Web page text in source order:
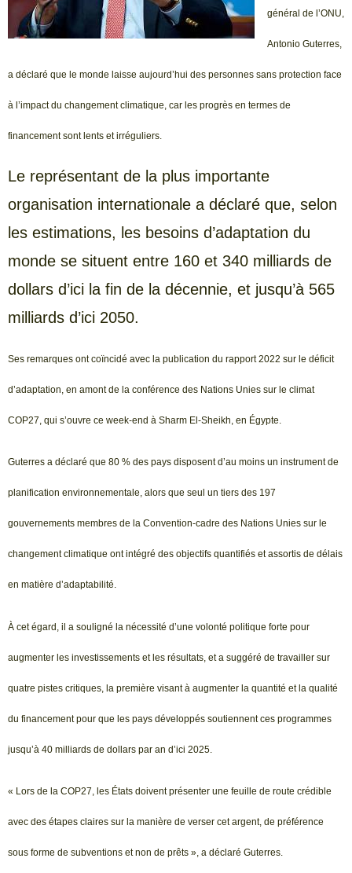
général de l’ONU,
Antonio Guterres,
a déclaré que le monde laisse aujourd’hui des personnes sans protection face
à l’impact du changement climatique, car les progrès en termes de
financement sont lents et irréguliers.
Le représentant de la plus importante
organisation internationale a déclaré que, selon
les estimations, les besoins d’adaptation du
monde se situent entre 160 et 340 milliards de
dollars d’ici la fin de la décennie, et jusqu’à 565
milliards d’ici 2050.
Ses remarques ont coïncidé avec la publication du rapport 2022 sur le déficit
d’adaptation, en amont de la conférence des Nations Unies sur le climat
COP27, qui s’ouvre ce week-end à Sharm El-Sheikh, en Égypte.
Guterres a déclaré que 80 % des pays disposent d’au moins un instrument de
planification environnementale, alors que seul un tiers des 197
gouvernements membres de la Convention-cadre des Nations Unies sur le
changement climatique ont intégré des objectifs quantifiés et assortis de délais
en matière d’adaptabilité.
À cet égard, il a souligné la nécessité d’une volonté politique forte pour
augmenter les investissements et les résultats, et a suggéré de travailler sur
quatre pistes critiques, la première visant à augmenter la quantité et la qualité
du financement pour que les pays développés soutiennent ces programmes
jusqu’à 40 milliards de dollars par an d’ici 2025.
« Lors de la COP27, les États doivent présenter une feuille de route crédible
avec des étapes claires sur la manière de verser cet argent, de préférence
sous forme de subventions et non de prêts », a déclaré Guterres.